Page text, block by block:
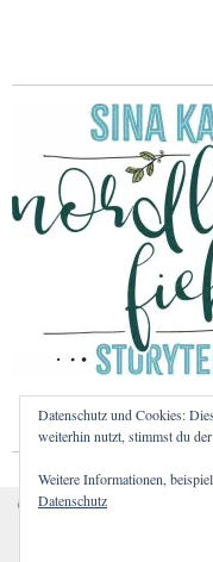
Copyright © 2026
Datenschutz und Cookies:
weiterhin nutzt, stimmst du
Weitere Informationen,
Datenschutz
Cookies erleichtern die
der Nutzung unserer
einverstanden, dass